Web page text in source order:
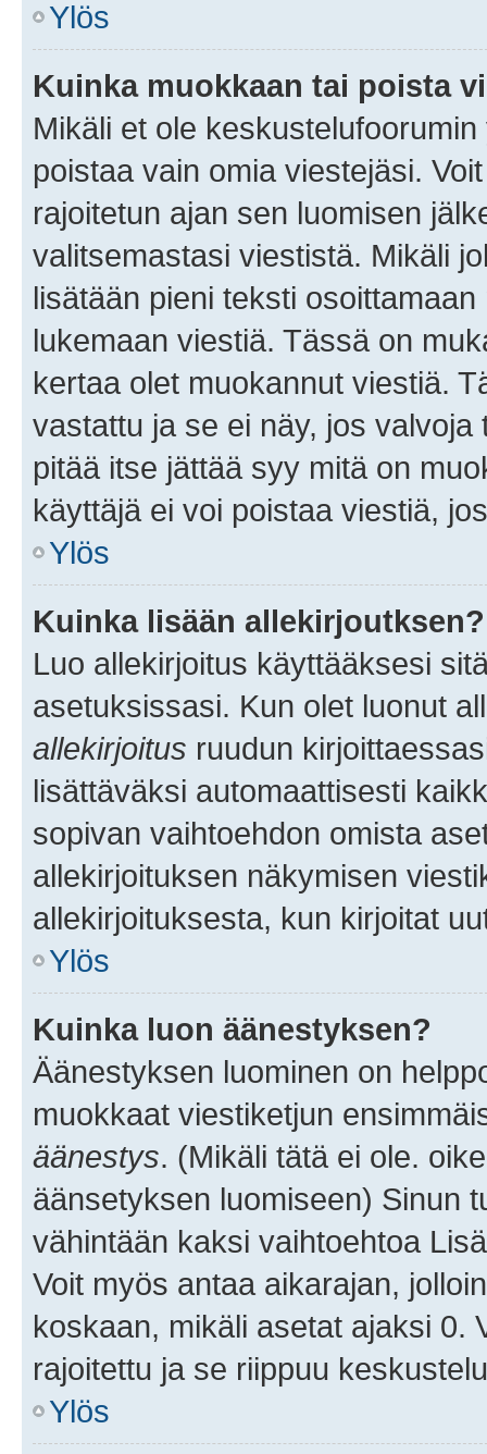
Ylös
Kuinka muokkaan tai poista
Mikäli et ole
poistaa vain omia viestejäsi.
rajoitetun ajan sen luomisen
valitsemastasi viestistä. Mikäli
lisätään pieni teksti
lukemaan viestiä. Tässä on
kertaa olet muokannut viestiä.
vastattu ja se ei näy, jos
pitää itse jättää syy mitä on
käyttäjä ei voi poistaa viestiä,
Ylös
Kuinka lisään allekirjoutksen?
Luo allekirjoitus käyttääksesi
asetuksissasi. Kun olet luonut
allekirjoitus ruudun
lisättäväksi automaattisesti
sopivan vaihtoehdon omista
allekirjoituksen näkymisen
allekirjoituksesta, kun kirjoitat
Ylös
Kuinka luon äänestyksen?
Äänestyksen luominen on
muokkaat viestiketjun
äänestys. (Mikäli tätä ei ole.
äänsetyksen luomiseen) Sinun
vähintään kaksi vaihtoehtoa
Voit myös antaa aikarajan,
koskaan, mikäli asetat ajaksi 0.
rajoitettu ja se riippuu
Ylös